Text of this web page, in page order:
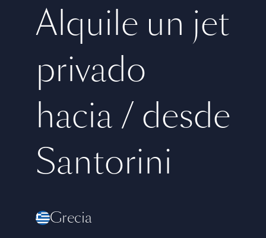
Alquile un jet
privado
hacia / desde
Santorini
Grecia